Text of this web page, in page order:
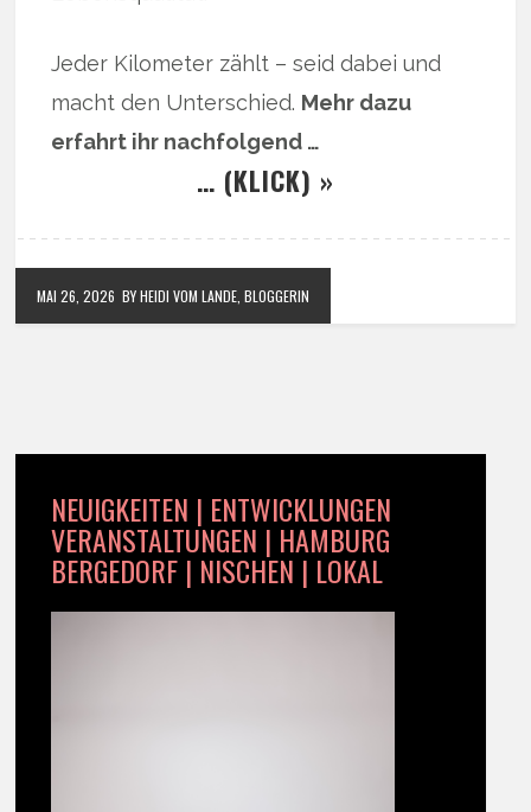
Jeder Kilometer zählt – seid dabei und
macht den Unterschied. Mehr dazu
erfahrt ihr nachfolgend …
… (KLICK) »
MAI 26, 2026 BY HEIDI VOM LANDE, BLOGGERIN
NEUIGKEITEN | ENTWICKLUNGEN
VERANSTALTUNGEN | HAMBURG
BERGEDORF | NISCHEN | LOKAL